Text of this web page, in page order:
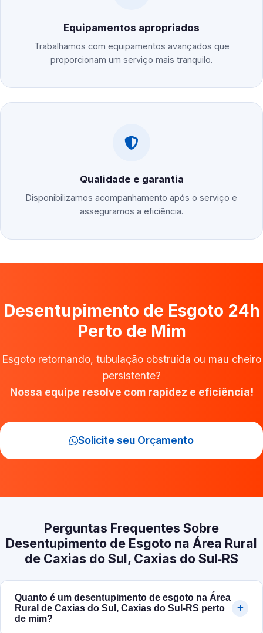
Equipamentos apropriados
Trabalhamos com equipamentos avançados que
proporcionam um serviço mais tranquilo.
Qualidade e garantia
Disponibilizamos acompanhamento após o serviço e
asseguramos a eficiência.
Desentupimento de Esgoto 24h
Perto de Mim
Esgoto retornando, tubulação obstruída ou mau cheiro
persistente?
Nossa equipe resolve com rapidez e eficiência!
Solicite seu Orçamento
Perguntas Frequentes Sobre
Desentupimento de Esgoto na Área Rural
de Caxias do Sul, Caxias do Sul‑RS
Quanto é um desentupimento de esgoto na Área
Rural de Caxias do Sul, Caxias do Sul‑RS perto
de mim?